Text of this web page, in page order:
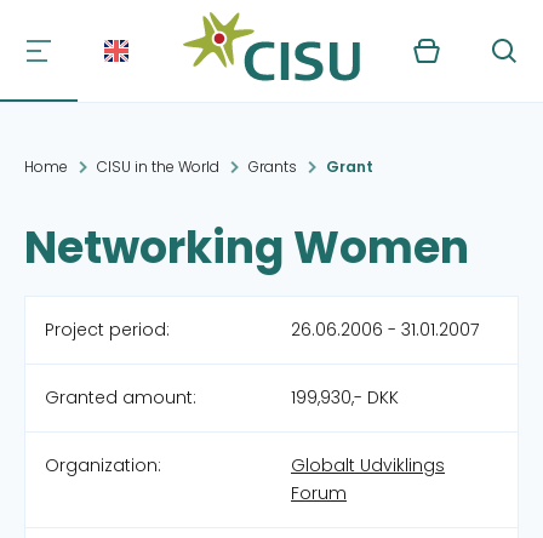
Kurv Søg
Home CISU in the World Grants Grant
Networking Women
Project period: 26.06.2006 - 31.01.2007
Granted amount: 199,930,- DKK
Organization:
Globalt Udviklings
Forum